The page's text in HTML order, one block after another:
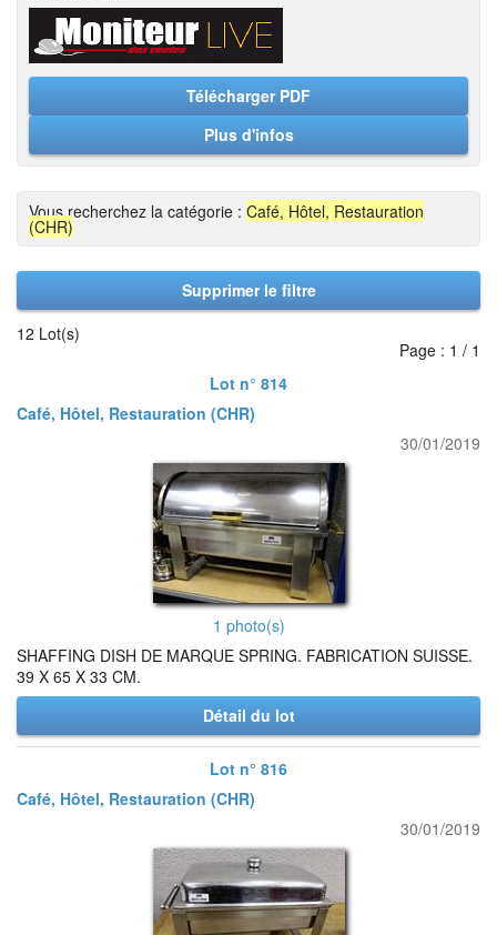
Télécharger PDF
Plus d'infos
Vous recherchez la catégorie : Café, Hôtel, Restauration
(CHR)
Supprimer le filtre
12 Lot(s)
Page : 1 / 1
Lot n° 814
Café, Hôtel, Restauration (CHR)
30/01/2019
1 photo(s)
SHAFFING DISH DE MARQUE SPRING. FABRICATION SUISSE.
39 X 65 X 33 CM.
Détail du lot
Lot n° 816
Café, Hôtel, Restauration (CHR)
30/01/2019